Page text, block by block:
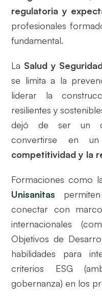
regulatoria y
profesionales
fundamental.
La Salud y
se limita a la
liderar la
resilientes y
dejó de ser un
convertirse en
competitividad y la
Formaciones como
Unisanitas
conectar con
internacionales
Objetivos de
habilidades para
criterios ESG
gobernanza) en los